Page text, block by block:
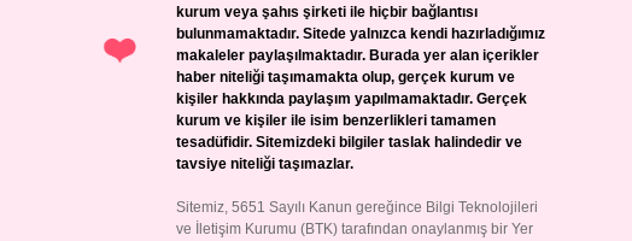
kurum veya şahıs şirketi ile hiçbir bağlantısı
bulunmamaktadır. Sitede yalnızca kendi hazırladığımız
makaleler paylaşılmaktadır. Burada yer alan içerikler
haber niteliği taşımamakta olup, gerçek kurum ve
kişiler hakkında paylaşım yapılmamaktadır. Gerçek
kurum ve kişiler ile isim benzerlikleri tamamen
tesadüfidir. Sitemizdeki bilgiler taslak halindedir ve
tavsiye niteliği taşımazlar.
Sitemiz, 5651 Sayılı Kanun gereğince Bilgi Teknolojileri
ve İletişim Kurumu (BTK) tarafından onaylanmış bir Yer